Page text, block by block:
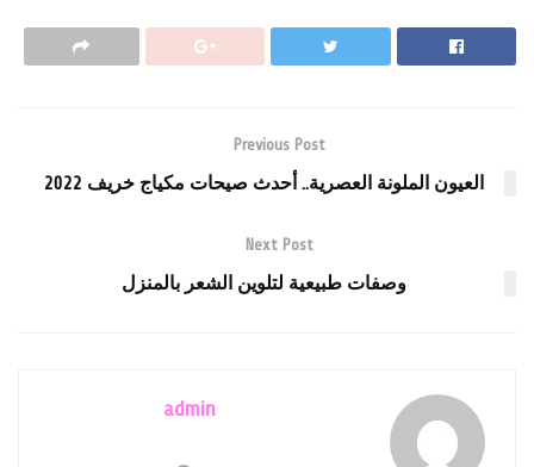
Previous Post
العيون الملونة العصرية.. أحدث صيحات مكياج خريف 2022
Next Post
وصفات طبيعية لتلوين الشعر بالمنزل
admin